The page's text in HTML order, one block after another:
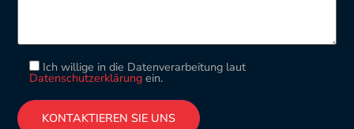
Ich willige in die Datenverarbeitung laut
Datenschutzerklärungein.
Please leave this field empty.